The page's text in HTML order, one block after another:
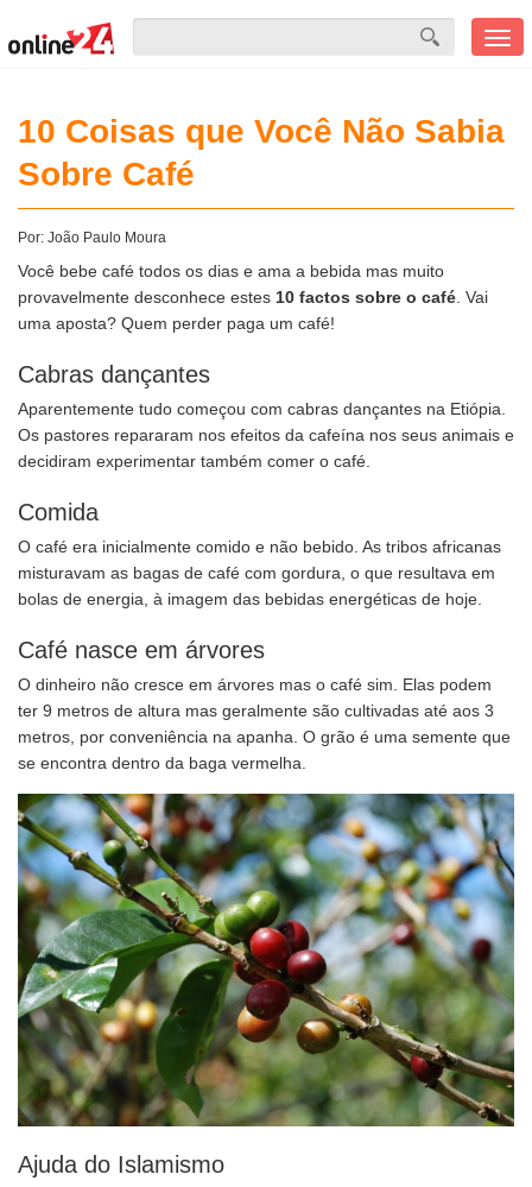
10 Coisas que Você Não Sabia
Sobre Café
Por: João Paulo Moura
Você bebe café todos os dias e ama a bebida mas muito
provavelmente desconhece estes 10 factos sobre o café . Vai
uma aposta? Quem perder paga um café!
Cabras dançantes
Aparentemente tudo começou com cabras dançantes na Etiópia.
Os pastores repararam nos efeitos da cafeína nos seus animais e
decidiram experimentar também comer o café.
Comida
O café era inicialmente comido e não bebido. As tribos africanas
misturavam as bagas de café com gordura, o que resultava em
bolas de energia, à imagem das bebidas energéticas de hoje.
Café nasce em árvores
O dinheiro não cresce em árvores mas o café sim. Elas podem
ter 9 metros de altura mas geralmente são cultivadas até aos 3
metros, por conveniência na apanha. O grão é uma semente que
se encontra dentro da baga vermelha.
Ajuda do Islamismo